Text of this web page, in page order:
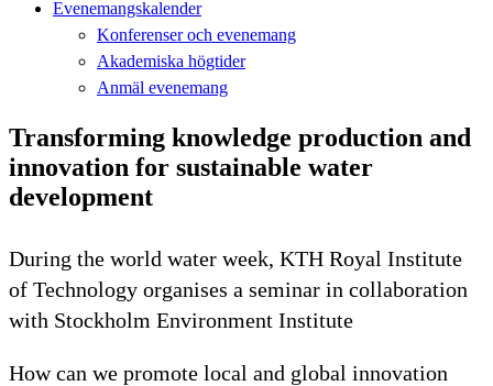
Evenemangskalender
Konferenser och evenemang
Akademiska högtider
Anmäl evenemang
Transforming knowledge production and
innovation for sustainable water
development
During the world water week, KTH Royal Institute
of Technology organises a seminar in collaboration
with Stockholm Environment Institute
How can we promote local and global innovation